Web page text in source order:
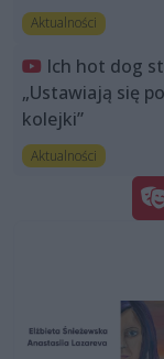
Aktualności
Ich hot dog
„Ustawiają się
kolejki”
Aktualności